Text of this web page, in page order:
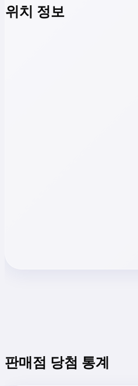
위치 정보
판매점 당첨 통계